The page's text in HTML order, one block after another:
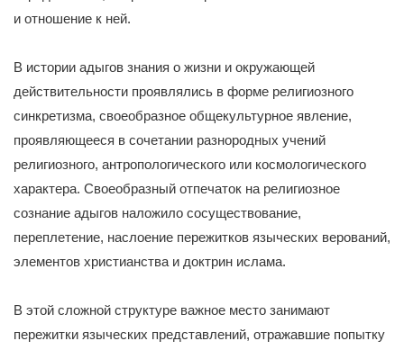
и отношение к ней.
В истории адыгов знания о жизни и окружающей
действительности проявлялись в форме религиозного
синкретизма, своеобразное общекультурное явление,
проявляющееся в сочетании разнородных учений
религиозного, антропологического или космологического
характера. Своеобразный отпечаток на религиозное
сознание адыгов наложило сосуществование,
переплетение, наслоение пережитков языческих верований,
элементов христианства и доктрин ислама.
В этой сложной структуре важное место занимают
пережитки языческих представлений, отражавшие попытку